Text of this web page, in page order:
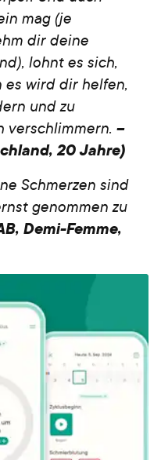
mag (je
dir deine
lohnt es sich,
es wird dir helfen,
und zu
verschlimmern. –
20 Jahre)
Schmerzen sind
genommen zu
Demi-Femme,